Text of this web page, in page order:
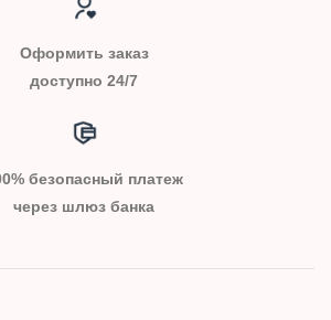
Оформить заказ
доступно 24/7
безопасный платеж
через шлюз банка